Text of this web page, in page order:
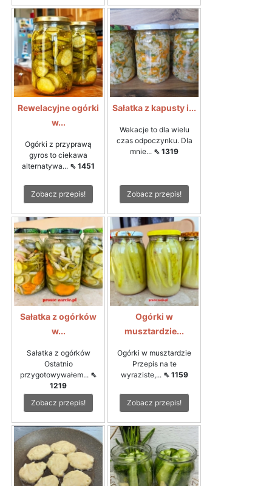
Rewelacyjne ogórki
w...
Ogórki z przyprawą
gyros to ciekawa
alternatywa... ⇖ 1451
Zobacz przepis!
Sałatka z kapusty i...
Wakacje to dla wielu
czas odpoczynku. Dla
mnie... ⇖ 1319
Zobacz przepis!
Sałatka z ogórków
w...
Sałatka z ogórków
Ostatnio
przygotowywałem... ⇖
1219
Zobacz przepis!
Ogórki w
musztardzie...
Ogórki w musztardzie
Przepis na te
wyraziste,... ⇖ 1159
Zobacz przepis!